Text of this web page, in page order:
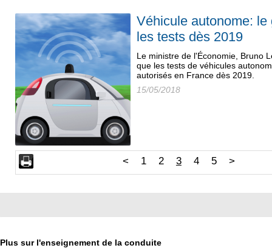
Véhicule autonome:
les tests dès 2019
Le ministre de l'Économie, Bruno
que les tests de véhicules
autorisés en France dès 2019.
15/05/2018
< 1 2 3 4 5 >
Plus sur l'enseignement de la conduite